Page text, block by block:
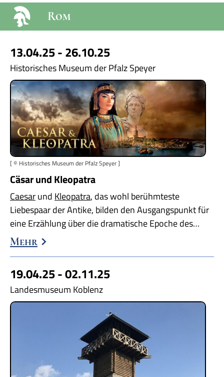
Rom
13.04.25 - 26.10.25
Historisches Museum der Pfalz Speyer
[ © Historisches Museum der Pfalz Speyer ]
Cäsar und Kleopatra
Caesarund Kleopatra, das wohl berühmteste
Liebespaar der Antike, bilden den Ausgangspunkt für
eine Erzählung über die dramatische Epoche des…
Mehr
19.04.25 - 02.11.25
Landesmuseum Koblenz